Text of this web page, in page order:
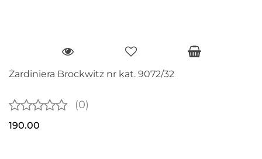
Żardiniera Brockwitz nr kat. 9072/32
(0)
190.00